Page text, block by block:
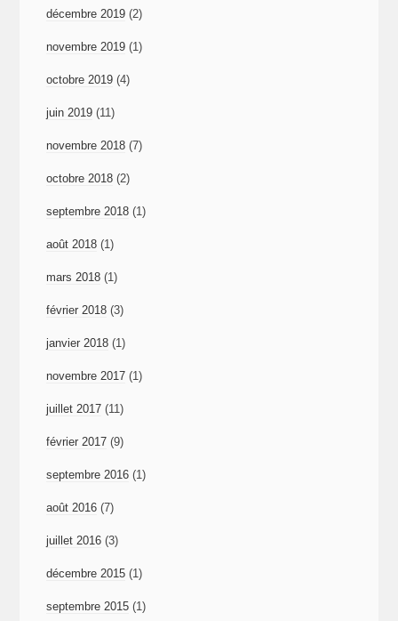
décembre 2019 (2)
novembre 2019 (1)
octobre 2019 (4)
juin 2019 (11)
novembre 2018 (7)
octobre 2018 (2)
septembre 2018 (1)
août 2018 (1)
mars 2018 (1)
février 2018 (3)
janvier 2018 (1)
novembre 2017 (1)
juillet 2017 (11)
février 2017 (9)
septembre 2016 (1)
août 2016 (7)
juillet 2016 (3)
décembre 2015 (1)
septembre 2015 (1)